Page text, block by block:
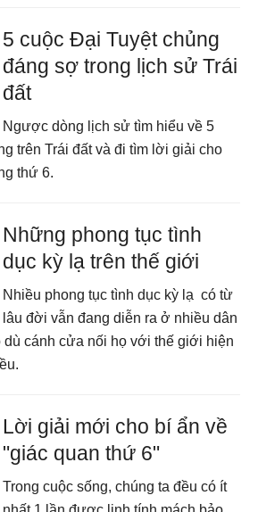
5 cuộc Đại Tuyệt chủng
đáng sợ trong lịch sử Trái
đất
Ngược dòng lịch sử tìm hiểu về 5
trên Trái đất và đi tìm lời giải cho
thứ 6.
Những phong tục tình
dục kỳ lạ trên thế giới
Nhiều phong tục tình dục kỳ lạ có từ
lâu đời vẫn đang diễn ra ở nhiều dân
dù cánh cửa nối họ với thế giới hiện
Lời giải mới cho bí ẩn về
"giác quan thứ 6"
Trong cuộc sống, chúng ta đều có ít